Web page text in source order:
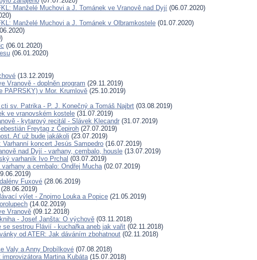
Manželé Muchovi a J. Tománek ve Vranově nad Dyjí (06.07.2020)
Manželé Muchovi a J. Tománek v Olbramkostele (01.07.2020)
(06.01.2020)
(06.01.2020)
(13.12.2019)
Vranově - doplněn program (29.11.2019)
PAPRSKY) v Mor. Krumlově (25.10.2019)
sv. Patrika - P. J. Konečný a Tomáš Najbrt (03.08.2019)
ve vranovském kostele (31.07.2019)
- kytarový recitál - Slávek Klecandr (31.07.2019)
Freytag z Čepiroh (27.07.2019)
Ať už bude jakákoli (23.07.2019)
Varhanní koncert Jesús Sampedro (16.07.2019)
nad Dyjí - varhany, cembalo, housle (13.07.2019)
varhaník Ivo Prchal (03.07.2019)
a cembalo: Ondřej Mucha(02.07.2019)
Fuxové (28.06.2019)
(28.06.2019)
výlet - Znojmo Louka a Popice (21.05.2019)
(14.02.2019)
Vranově (09.12.2018)
- Josef Janšta: O výchově (03.11.2018)
sestrou Flávií - kuchařka aneb jak vařit (02.11.2018)
od ATER: Jak dáváním zbohatnout (02.11.2018)
Valy a Anny Drobílkové (07.08.2018)
Martina Kubáta(15.07.2018)